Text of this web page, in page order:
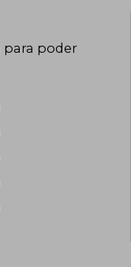
para poder